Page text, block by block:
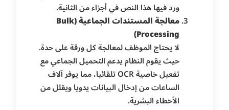
ورد فيها هذا النص في أجزاء من الثانية.
معالجة المستندات الجماعية (Bulk
Processing)
لا يحتاج الموظف لمعالجة كل ورقة على حدة.
حيث يقوم النظام يدعم التحميل الجماعي مع
تفعيل خاصية OCR تلقائيا، مما يوفر آلاف
الساعات من إدخال البيانات يدويا ويقلل من
الأخطاء البشرية.